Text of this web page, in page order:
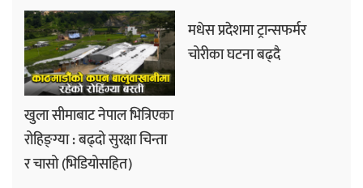
खुला सीमाबाट नेपाल भित्रिएका
रोहिङ्ग्या : बढ्दो सुरक्षा चिन्ता
र चासो (भिडियोसहित)
मधेस प्रदेशमा ट्रान्सफर्मर
चोरीका घटना बढ्दै